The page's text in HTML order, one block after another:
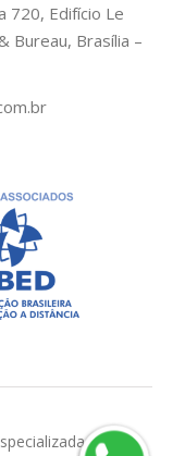
720, Edifício Le
Bureau, Brasília –
Brasil |